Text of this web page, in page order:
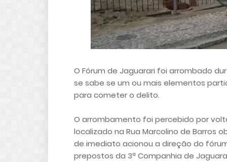
O Fórum de Jaguarari foi arrombado
se sabe se um ou mais elementos
para cometer o delito.
O arrombamento foi percebido por
localizado na Rua Marcolino de Barros
de imediato acionou a direção do
prepostos da 3ª Companhia de